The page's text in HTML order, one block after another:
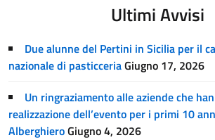
Ultimi Avvisi
Due alunne del Pertini in Sicilia per il
nazionale di pasticceriaGiugno 17, 2026
Un ringraziamento alle aziende che
realizzazione dell’evento per i primi 10
AlberghieroGiugno 4, 2026